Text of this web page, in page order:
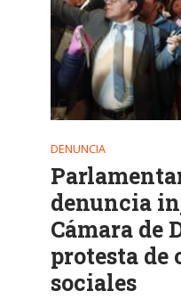
DENUNCIA
denuncia
Cámara de
protesta de
sociales